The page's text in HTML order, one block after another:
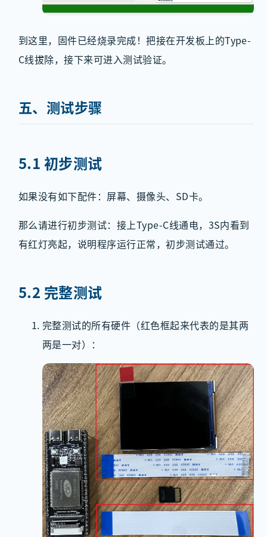
到这里，固件已经烧录完成！把接在开发板上的Type-
C线拔除，接下来可进入测试验证。
五、测试步骤
5.1 初步测试
如果没有如下配件：屏幕、摄像头、SD卡。
那么请进行初步测试：接上Type-C线通电，3S内看到
有红灯亮起，说明程序运行正常，初步测试通过。
5.2 完整测试
完整测试的所有硬件（红色框起来代表的是其两
两是一对）：